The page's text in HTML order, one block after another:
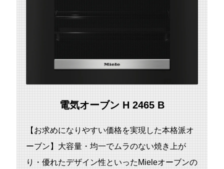
電気オーブン H 2465 B
【お求めになりやすい価格を実現した本格派オ
ーブン】⼤容量・均⼀でムラのない焼き上が
り・優れたデザイン性といったMieleオーブンの